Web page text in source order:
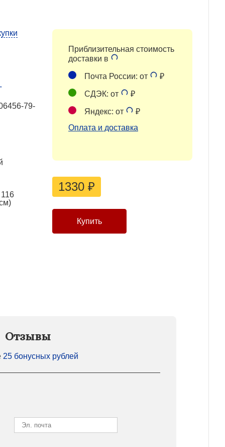
79-
Приблизительная стоимость
доставки в
Почта России: от ₽
СДЭК: от ₽
Яндекс: от
₽
Оплата и доставка
1330 ₽
Отзывы
25 бонусных рублей